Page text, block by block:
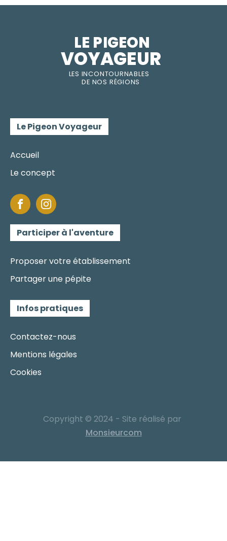
LES INCONTOURNABLES
DE NOS RÉGIONS
LE PIGEON
VOYAGEUR
Le Pigeon Voyageur
Accueil
Le concept
Participer à l'aventure
Proposer votre établissement
Partager une pépite
Infos pratiques
Contactez-nous
Mentions légales
Cookies
Copyright © 2024 - Site réalisé par
Monsieurcom